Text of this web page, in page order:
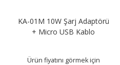
KA-01M 10W Şarj Adaptörü
+ Micro USB Kablo
Ürün fiyatını görmek için